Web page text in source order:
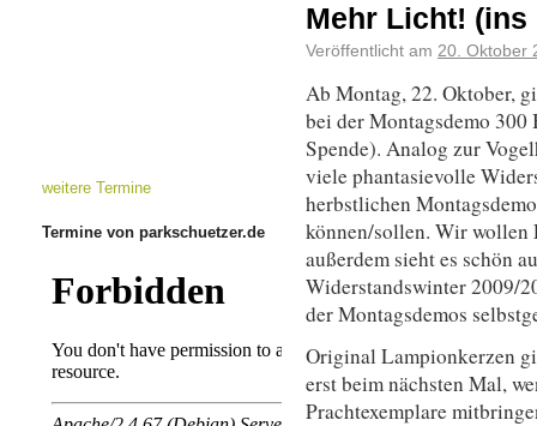
Mehr Licht! (ins
Veröffentlicht am 20. Oktober
Ab Montag, 22. Oktober,
bei der Montagsdemo
Spende). Analog zur
viele phantasievolle
herbstlichen
können/sollen. Wir
außerdem sieht es schön
Widerstandswinter 2009/
der Montagsdemos
Original Lampionkerzen
erst beim nächsten Mal,
Prachtexemplare
weitere Termine
Termine von parkschuetzer.de